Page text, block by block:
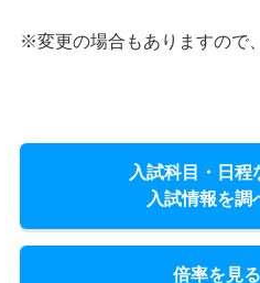
※変更の場合もありますので
入試科目・日程
入試情報を調
倍率を見る